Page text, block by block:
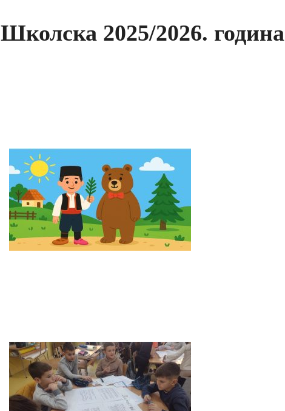
Школска 2025/2026. година